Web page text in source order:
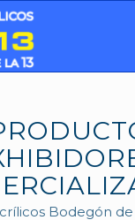
Bodegón de